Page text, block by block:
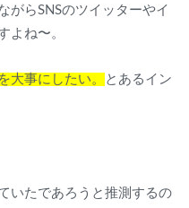
がらSNSのツイッターやイ
よね〜。
大事にしたい。
とあるイン
いたであろうと推測するの